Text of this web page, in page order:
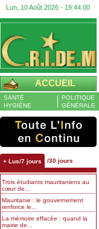
Lun, 10 Août 2026 - 19:44:00
ACCUEIL
SANTÉ
HYGIÈNE
POLITIQUE
GÉNÉRALE
+ Lus/7 jours /30 jours
Trois étudiants mauritaniens au
cœur de...
Mauritanie : le gouvernement
renforce le...
La mémoire effacée : quand la
mairie de...